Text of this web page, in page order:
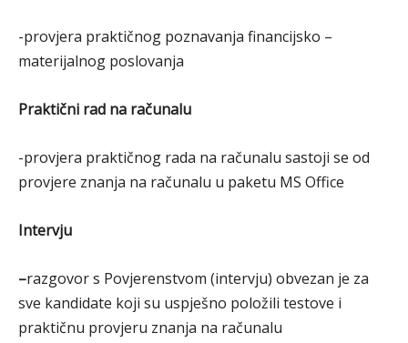
-provjera praktičnog poznavanja financijsko –
materijalnog poslovanja
Praktični rad na računalu
-provjera praktičnog rada na računalu sastoji se od
provjere znanja na računalu u paketu MS Office
Intervju
–razgovor s Povjerenstvom (intervju) obvezan je za
sve kandidate koji su uspješno položili testove i
praktičnu provjeru znanja na računalu